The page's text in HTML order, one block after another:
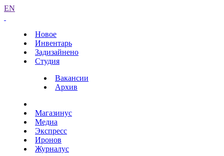
EN
Новое
Инвентарь
Задизайнено
Студия
Вакансии
Архив
Магазинус
Медиа
Экспресс
Иронов
Журналус